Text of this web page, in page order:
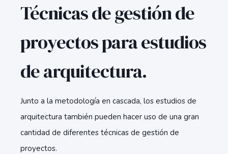
Técnicas de gestión de
proyectos para estudios
de arquitectura.
Junto a la metodología en cascada, los estudios de
arquitectura también pueden hacer uso de una gran
cantidad de diferentes técnicas de gestión de
proyectos.